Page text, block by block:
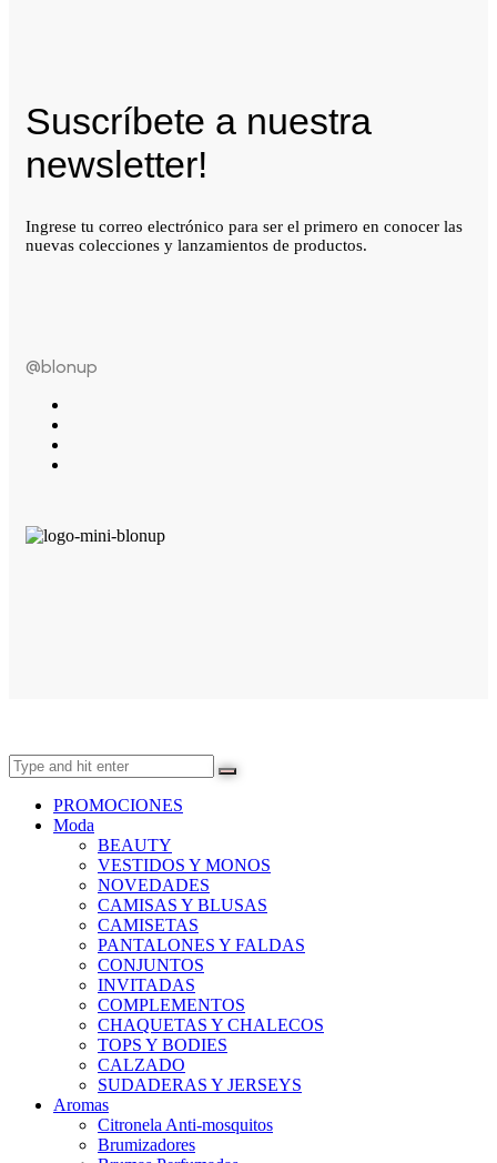
Suscríbete a nuestra
newsletter!
Ingrese tu correo electrónico para ser el primero en conocer las
nuevas colecciones y lanzamientos de productos.
@blonup
PROMOCIONES
Moda
BEAUTY
VESTIDOS Y MONOS
NOVEDADES
CAMISAS Y BLUSAS
CAMISETAS
PANTALONES Y FALDAS
CONJUNTOS
INVITADAS
COMPLEMENTOS
CHAQUETAS Y CHALECOS
TOPS Y BODIES
CALZADO
SUDADERAS Y JERSEYS
Aromas
Citronela Anti-mosquitos
Brumizadores